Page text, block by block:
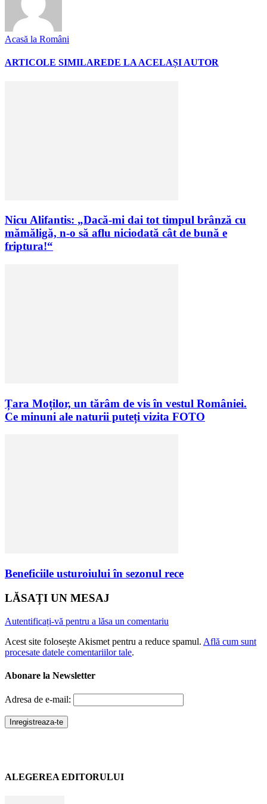
Acasă la Români
ARTICOLE SIMILAREDE LA ACELAȘI AUTOR
Nicu Alifantis: „Dacă-mi dai tot timpul brânză cu
mămăligă, n-o să aflu niciodată cât de bună e
friptura!“
Țara Moților, un tărâm de vis în vestul României.
Ce minuni ale naturii puteți vizita FOTO
Beneficiile usturoiului în sezonul rece
LĂSAȚI UN MESAJ
Autentificați-vă pentru a lăsa un comentariu
Acest site folosește Akismet pentru a reduce spamul. Află cum sunt
procesate datele comentariilor tale.
Abonare la Newsletter
Adresa de e-mail:
ALEGEREA EDITORULUI